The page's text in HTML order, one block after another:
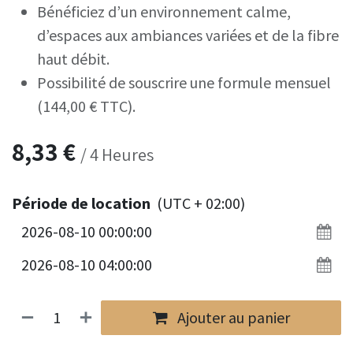
Bénéficiez d’un environnement calme,
d’espaces aux ambiances variées et de la fibre
haut débit.
Possibilité de souscrire une formule mensuel
(144,00 € TTC).
8,33€ /4 Heures
Période de location (UTC + 02:00)
Ajouter au panier